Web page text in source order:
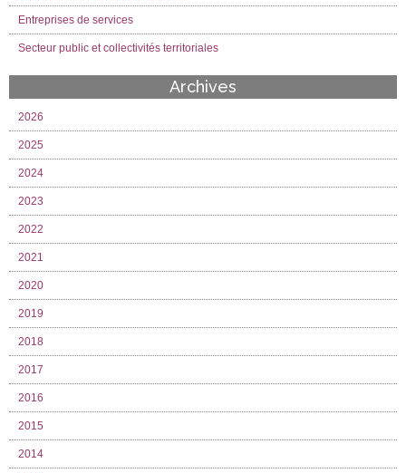
Entreprises de services
Secteur public et collectivités territoriales
Archives
2026
2025
2024
2023
2022
2021
2020
2019
2018
2017
2016
2015
2014